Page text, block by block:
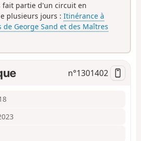
fait partie d'un circuit en
plusieurs jours :Itinérance à
de George Sand et des Maîtres
n°1301402